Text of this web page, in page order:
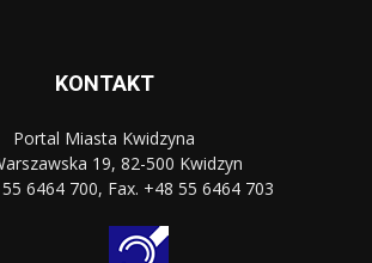
KONTAKT
Portal Miasta Kwidzyna
19, 82-500 Kwidzyn
6464 700, Fax. +48 55 6464 703